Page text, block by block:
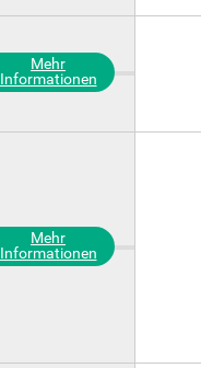
Mehr
Informationen
Mehr
Informationen